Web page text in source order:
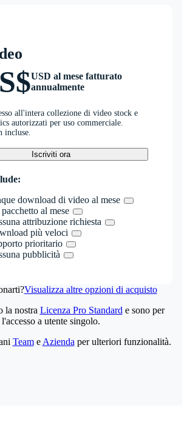
USD al mese fatturato
annualmente
all'intera collezione di video stock e
autorizzati per uso commerciale.
incluse.
Iscriviti ora
download di video al mese
al mese
attribuzione richiesta
più veloci
prioritario
pubblicità
Visualizza altre opzioni di acquisto
la nostra Licenza Pro Standard e sono per
l'accesso a utente singolo.
Teame Azienda per ulteriori funzionalità.